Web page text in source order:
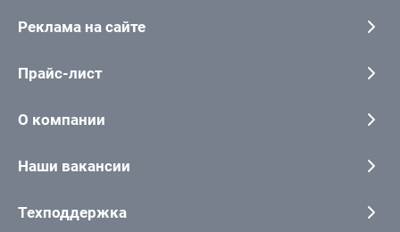
Реклама на сайте
Прайс-лист
О компании
Наши вакансии
Техподдержка